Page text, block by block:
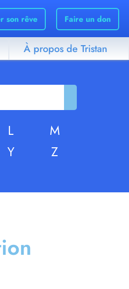
son rêve Faire un don
À propos de Tristan
L
M
Y Z